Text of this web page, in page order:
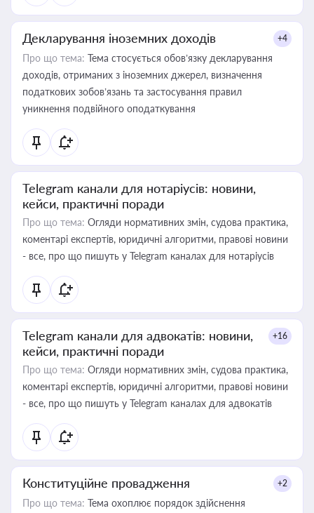
Декларування іноземних доходів +4
Про що тема: Тема стосується обов’язку декларування
доходів, отриманих з іноземних джерел, визначення
податкових зобов’язань та застосування правил
уникнення подвійного оподаткування
Telegram канали для нотаріусів: новини,
кейси, практичні поради
Про що тема: Огляди нормативних змін, судова практика,
коментарі експертів, юридичні алгоритми, правові новини
- все, про що пишуть у Telegram каналах для нотаріусів
Telegram канали для адвокатів: новини,
кейси, практичні поради
+16
Про що тема: Огляди нормативних змін, судова практика,
коментарі експертів, юридичні алгоритми, правові новини
- все, про що пишуть у Telegram каналах для адвокатів
Конституційне провадження +2
Про що тема: Тема охоплює порядок здійснення